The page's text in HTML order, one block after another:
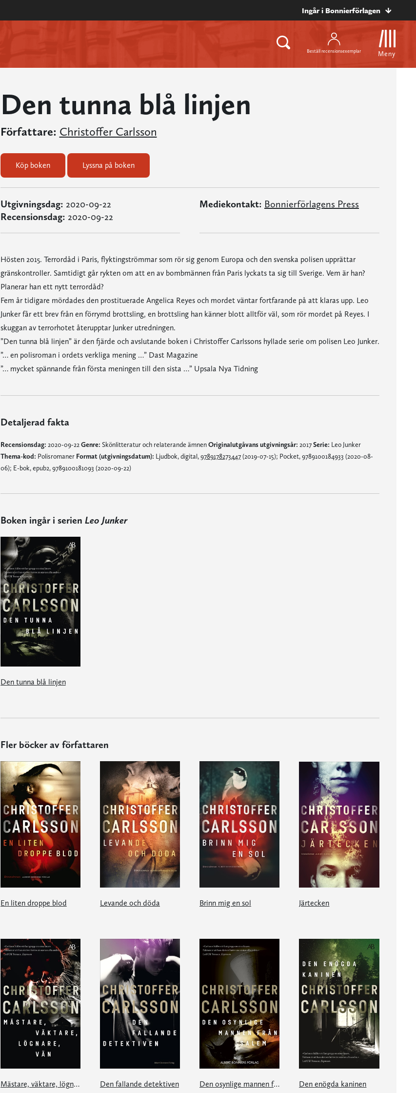
Ingår i Bonnierförlagen
Beställ recensionsexemplar Meny
Den tunna blå linjen
Författare: Christoffer Carlsson
Köp boken Lyssna på boken
Utgivningsdag: 2020-09-22
Recensionsdag: 2020-09-22
Mediekontakt: Bonnierförlagens Press
Hösten 2015. Terrordåd i Paris, flyktingströmmar som rör sig genom Europa och den svenska polisen upprättar
gränskontroller. Samtidigt går rykten om att en av bombmännen från Paris lyckats ta sig till Sverige. Vem är han?
Planerar han ett nytt terrordåd?
Fem år tidigare mördades den prostituerade Angelica Reyes och mordet väntar fortfarande på att klaras upp. Leo
Junker får ett brev från en förrymd brottsling, en brottsling han känner blott alltför väl, som rör mordet på Reyes. I
skuggan av terrorhotet återupptar Junker utredningen.
”Den tunna blå linjen” är den fjärde och avslutande boken i Christoffer Carlssons hyllade serie om polisen Leo Junker.
”… en polisroman i ordets verkliga mening …” Dast Magazine
”… mycket spännande från första meningen till den sista …” Upsala Nya Tidning
Detaljerad fakta
Recensionsdag: 2020-09-22 Genre: Skönlitteratur och relaterande ämnenOriginalutgåvans utgivningsår: 2017Serie: Leo Junker
Thema-kod: Polisromaner Format (utgivningsdatum): Ljudbok, digital,9789178273447(2019-07-15); Pocket, 9789100184933 (2020-08-
06); E-bok, epub2, 9789100181093 (2020-09-22)
Boken ingår i serien Leo Junker
Den tunna blå linjen
Fler böcker av författaren
En liten droppe blod Levande och döda Brinn mig en sol Järtecken
Mästare, väktare, lögnare, vän Den fallande detektiven Den osynlige mannen från Salem Den enögda kaninen